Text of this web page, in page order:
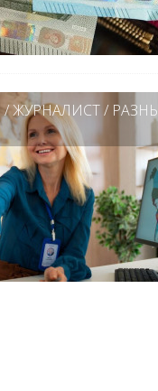
/ЖУРНАЛИСТ/